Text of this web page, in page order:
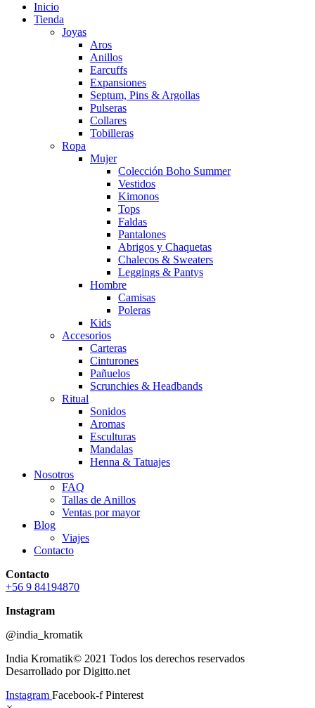
Inicio
Tienda
Joyas
Aros
Anillos
Earcuffs
Expansiones
Septum, Pins & Argollas
Pulseras
Collares
Tobilleras
Ropa
Mujer
Colección Boho Summer
Vestidos
Kimonos
Tops
Faldas
Pantalones
Abrigos y Chaquetas
Chalecos & Sweaters
Leggings & Pantys
Hombre
Camisas
Poleras
Kids
Accesorios
Carteras
Cinturones
Pañuelos
Scrunchies & Headbands
Ritual
Sonidos
Aromas
Esculturas
Mandalas
Henna & Tatuajes
Nosotros
FAQ
Tallas de Anillos
Ventas por mayor
Blog
Viajes
Contacto
Contacto
+56 9 84194870
Instagram
@india_kromatik
India Kromatik© 2021 Todos los derechos reservados
Desarrollado por Digitto.net
Instagram Facebook-f Pinterest